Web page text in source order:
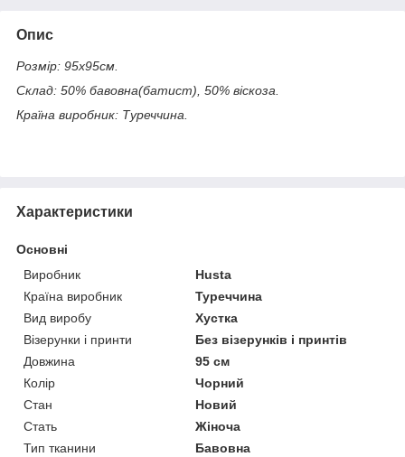
Опис
Розмір: 95х95см.
Склад: 50% бавовна(батист), 50% віскоза.
Країна виробник: Туреччина.
Характеристики
Основні
Виробник
Husta
Країна виробник
Туреччина
Вид виробу
Хустка
Візерунки і принти
Без візерунків і принтів
Довжина
95 см
Колір
Чорний
Стан
Новий
Стать
Жіноча
Тип тканини
Бавовна